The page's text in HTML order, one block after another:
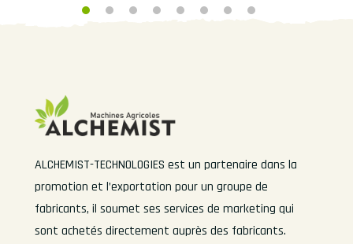
ALCHEMIST-TECHNOLOGIES est un partenaire dans la
promotion et l’exportation pour un groupe de
fabricants, il soumet ses services de marketing qui
sont achetés directement auprès des fabricants.